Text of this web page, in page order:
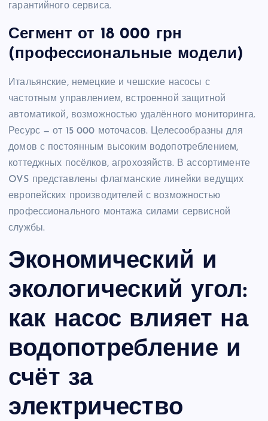
гарантийного сервиса.
Сегмент от 18 000 грн
(профессиональные модели)
Итальянские, немецкие и чешские насосы с
частотным управлением, встроенной защитной
автоматикой, возможностью удалённого мониторинга.
Ресурс — от 15 000 моточасов. Целесообразны для
домов с постоянным высоким водопотреблением,
коттеджных посёлков, агрохозяйств. В ассортименте
OVS представлены флагманские линейки ведущих
европейских производителей с возможностью
профессионального монтажа силами сервисной
службы.
Экономический и
экологический угол:
как насос влияет на
водопотребление и
счёт за
электричество